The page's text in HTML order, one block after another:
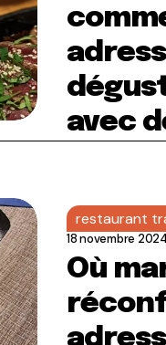
avec
restaurant
18 novembre 2024
Où